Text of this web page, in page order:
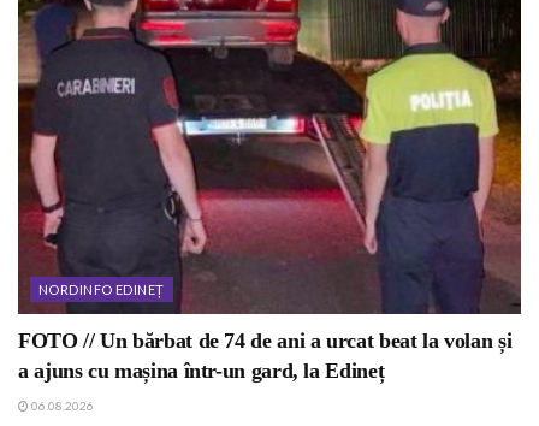
NORDINFO EDINEȚ
FOTO // Un bărbat de 74 de ani a urcat beat la volan și
a ajuns cu mașina într-un gard, la Edineț
06.08.2026